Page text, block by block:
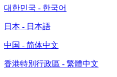
대한민국 - 한국어
日本 - 日本語
中国 - 简体中文
香港特別行政區 - 繁體中文